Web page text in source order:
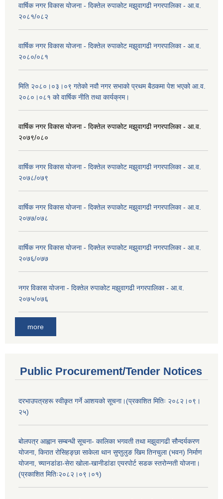
वार्षिक नगर विकास योजना - दिक्तेल रुपाकोट मझुवागढी नगरपालिका - आ.व.
२०८१/०८२
वार्षिक नगर विकास योजना - दिक्तेल रुपाकोट मझुवागढी नगरपालिका - आ.व.
२०८०/०८१
मिति २०८०।०३।०९ गतेको नवौ नगर सभाको प्रथम बैठकमा पेश भएको आ.व.
२०८०।०८१ को वार्षिक नीति तथा कार्यक्रम।
वार्षिक नगर विकास योजना - दिक्तेल रुपाकोट मझुवागढी नगरपालिका - आ.व.
२०७९/०८०
वार्षिक नगर विकास योजना - दिक्तेल रुपाकोट मझुवागढी नगरपालिका - आ.व.
२०७८/०७९
वार्षिक नगर विकास योजना - दिक्तेल रुपाकोट मझुवागढी नगरपालिका - आ.व.
२०७७/०७८
वार्षिक नगर विकास योजना - दिक्तेल रुपाकोट मझुवागढी नगरपालिका - आ.व.
२०७६/०७७
नगर विकास योजना - दिक्तेल रुपाकोट मझुवागढी नगरपालिका - आ.व.
२०७५/०७६
more
Public Procurement/Tender Notices
दरभाउपत्रहरू स्वीकृत गर्ने आशयको सूचना।(प्रकाशित मितिः २०८२।०९।
२५)
बोलपत्र आह्वान सम्बन्धी सूचना- कालिका भगवती तथा मझुवागढी सौन्दर्यकरण
योजना, किरात रोसिहङ्छा साकेला थान सुप्तुलुङ खिम तिनचुला (भवन) निर्माण
योजना, च्यानडांडा-सेरा खोला-खानीडांडा एयरपोर्ट सडक स्तरोन्नती योजना।
(प्रकाशित मितिः२०८२।०९।०१)